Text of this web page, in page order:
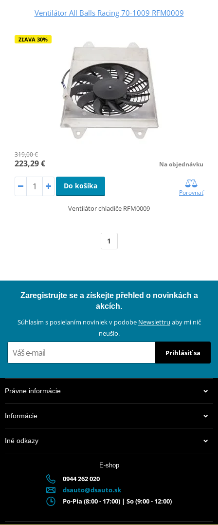
Ventilátor All Balls Racing 70-1009 RFM0009
ZĽAVA 30%
319,00 €
223,29 € Na objednávku
Do košíka
Porovnať
Ventilátor chladiče RFM0009
1
Zaregistrujte se a získejte přehled o novinkách a
akcích.
Súhlasím s posielaním noviniek v podobe Newslettru aby mi nič
neušlo.
Prihlásiť sa
Právne informácie
Informácie
Iné odkazy
E-shop
0944 262 020
dsauto@dsauto.sk
Po-Pia (8:00 - 17:00) | So (9:00 - 12:00)